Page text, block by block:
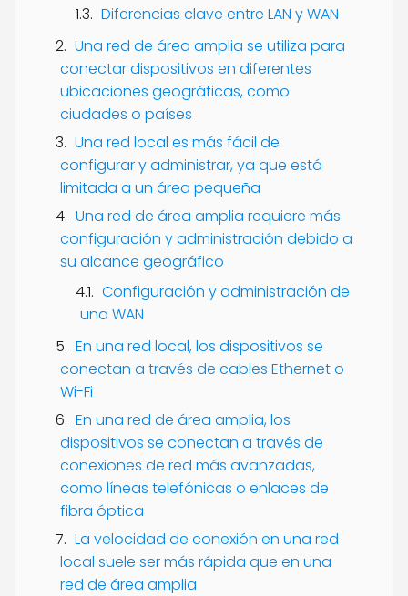
Diferencias clave entre LAN y WAN
Una red de área amplia se utiliza para
conectar dispositivos en diferentes
ubicaciones geográficas, como
ciudades o países
Una red local es más fácil de
configurar y administrar, ya que está
limitada a un área pequeña
Una red de área amplia requiere más
configuración y administración debido a
su alcance geográfico
Configuración y administración de
una WAN
En una red local, los dispositivos se
conectan a través de cables Ethernet o
Wi-Fi
En una red de área amplia, los
dispositivos se conectan a través de
conexiones de red más avanzadas,
como líneas telefónicas o enlaces de
fibra óptica
La velocidad de conexión en una red
local suele ser más rápida que en una
red de área amplia